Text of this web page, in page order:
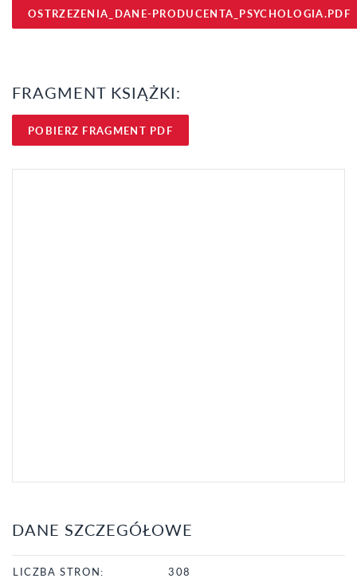
OSTRZEZENIA_DANE-PRODUCENTA_PSYCHOLOGIA.PDF
FRAGMENT KSIĄŻKI:
POBIERZ FRAGMENT PDF
DANE SZCZEGÓŁOWE
LICZBA STRON: 308